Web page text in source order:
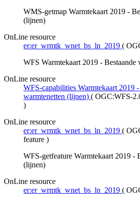
WMS-getmap Warmtekaart 2019 -
(lijnen)
OnLine resource
er:er_wrmtk_wnet_bs_ln_2019 (
WFS Warmtekaart 2019 - Bestaande
OnLine resource
WFS-capabilities Warmtekaart 2019 -
warmtenetten (lijnen) ( OGC:WFS-
)
OnLine resource
er:er_wrmtk_wnet_bs_ln_2019 (
feature )
WFS-getfeature Warmtekaart 2019 -
(lijnen)
OnLine resource
er:er_wrmtk_wnet_bs_ln_2019 (